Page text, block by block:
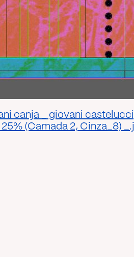
canja _ giovani
(Camada 2, Cinza_8)